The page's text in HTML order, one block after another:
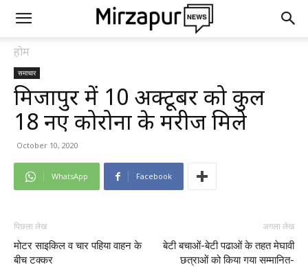
होम
समाचार
मिर्जापुर में 10 अक्टूबर को कुल
18 नए कोरोना के मरीज मिले
October 10, 2020
WhatsApp Facebook
पिछला लेख
मोटर साइकिल व चार पहिया वाहन के
बीच टक्कर
अगला लेख
बेटी बचाओं-बेटी पढाओं के तहत मेघावी
छत्राओं को किया गया सम्मानित-